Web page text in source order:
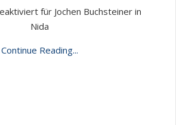
für Jochen Buchsteiner in
Nida
Continue Reading...